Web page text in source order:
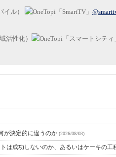
イル）
活性化）
が決定的に違うのか (2026/08/03)
は成功しないのか、あるいはケーキの工